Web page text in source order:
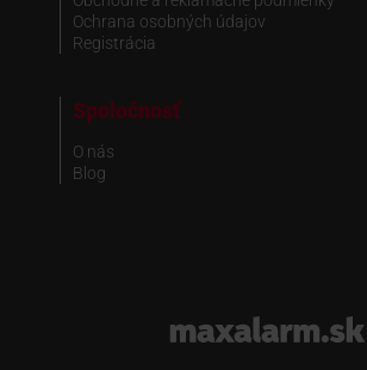
Ochrana osobných údajov
Registrácia
Spoločnosť
O nás
Blog
www.maxalarm.sk